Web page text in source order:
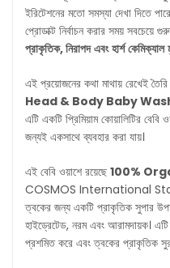
ইরিটেশনের মতো সমস্যা দেখা দিতে
প্রোডাক্ট নির্বাচন করার সময় সবচেয়ে
প্রাকৃতিক,নিরাপদ এবং হার্শ কেমিক্যাল
এই প্রয়োজনের কথা মাথায় রেখেই
Head & Body Baby
এটি একটি প্রিমিয়াম কোয়ালিটির
জন্যই একসাথে ব্যবহার করা যায়।
এই বেবি ওয়াশে রয়েছে 100%
COSMOS International
ত্বকের জন্য একটি প্রাকৃতিক সুপার
হাইড্রেটেড, নরম এবং আরামদায়ক।
প্রশমিত করে এবং ত্বকের প্রাকৃতিক